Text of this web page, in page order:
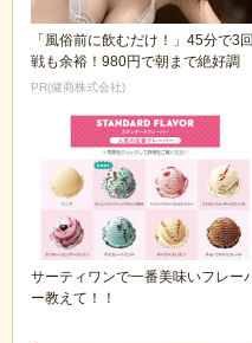
「風俗前に飲むだけ！」45分で3回
戦も余裕！980円で朝まで絶好調
PR(健商株式会社)
サーティワンで一番美味いフレー
ー教えて！！